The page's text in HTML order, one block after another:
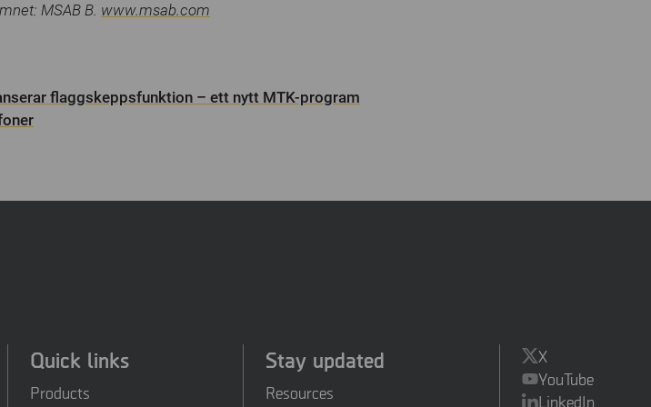
MSAB B. www.msab.com
flaggskeppsfunktion – ett nytt MTK-program
Quick links
Products
Stay updated
Resources
X
YouTube
LinkedIn